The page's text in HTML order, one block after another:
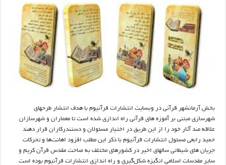
بخش آرمانشهر قرآنی در وبسایت انتشارات قرآنیوم با هدف انتشار طرحهای
شهرسازی مبتنی بر آموزه های قرآنی راه اندازی شده است تا معماران و شهرسازان
علاقه مند آثار خود را از این طریق در اختیار مسئولان و دستندرکاران قرار دهند
حمید رابعی مسئول انتشارات قرآنیوم با ذکر این مطلب افزود اهانت‌ها و تحرکات‌
جریان های شیطانی سالهای اخیر در کشورهای مختلف به صاحت مقدس قرآن کریم و
سایر مقدسات اسلامی انگیزه شکل‌گیری و راه اندازی انتشارات قرآنیوم بوده است